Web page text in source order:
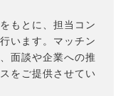
もとに、担当コン
います。マッチン
面談や企業への推
をご提供させてい